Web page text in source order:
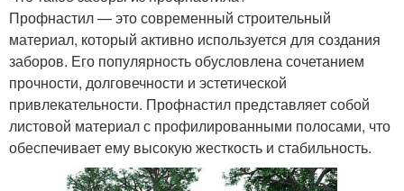
Профнастил — это современный строительный
материал, который активно используется для создания
заборов. Его популярность обусловлена сочетанием
прочности, долговечности и эстетической
привлекательности. Профнастил представляет собой
листовой материал с профилированными полосами, что
обеспечивает ему высокую жесткость и стабильность.